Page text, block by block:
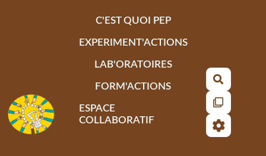
C'EST QUOI PEP
EXPERIMENT'ACTIONS
LAB'ORATOIRES
FORM'ACTIONS
ESPACE
COLLABORATIF